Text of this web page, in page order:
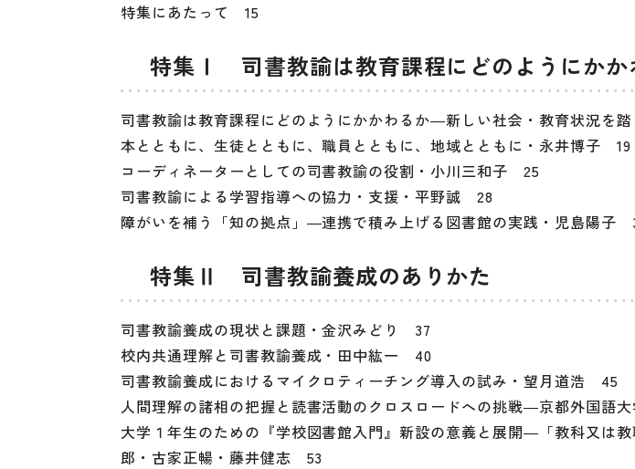
特集にあたって 15
特集Ⅰ 司書教諭は教育課程にどのようにかか
司書教諭は教育課程にどのようにかかわるか―新しい社会・教育状況を
本とともに、生徒とともに、職員とともに、地域とともに・永井博子 19
コーディネーターとしての司書教諭の役割・小川三和子 25
司書教諭による学習指導への協力・支援・平野誠 28
障がいを補う「知の拠点」―連携で積み上げる図書館の実践・児島陽子
特集Ⅱ 司書教諭養成のありかた
司書教諭養成の現状と課題・金沢みどり 37
校内共通理解と司書教諭養成・田中紘一 40
司書教諭養成におけるマイクロティーチング導入の試み・望月道浩 45
人間理解の諸相の把握と読書活動のクロスロードへの挑戦―京都外国語
大学１年生のための『学校図書館入門』新設の意義と展開―「教科又は
郎・古家正暢・藤井健志 53